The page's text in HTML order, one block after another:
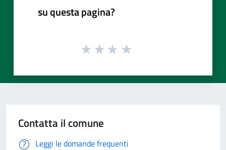
su questa pagina?
Contatta il comune
Leggi le domande frequenti